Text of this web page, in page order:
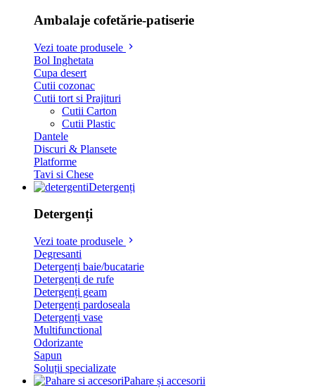
Ambalaje cofetărie-patiserie
Vezi toate produsele
Bol Inghetata
Cupa desert
Cutii cozonac
Cutii tort si Prajituri
Cutii Carton
Cutii Plastic
Dantele
Discuri & Plansete
Platforme
Tavi si Chese
Detergenți
Detergenți
Vezi toate produsele
Degresanti
Detergenți baie/bucatarie
Detergenți de rufe
Detergenți geam
Detergenți pardoseala
Detergenți vase
Multifunctional
Odorizante
Sapun
Soluții specializate
Pahare și accesorii